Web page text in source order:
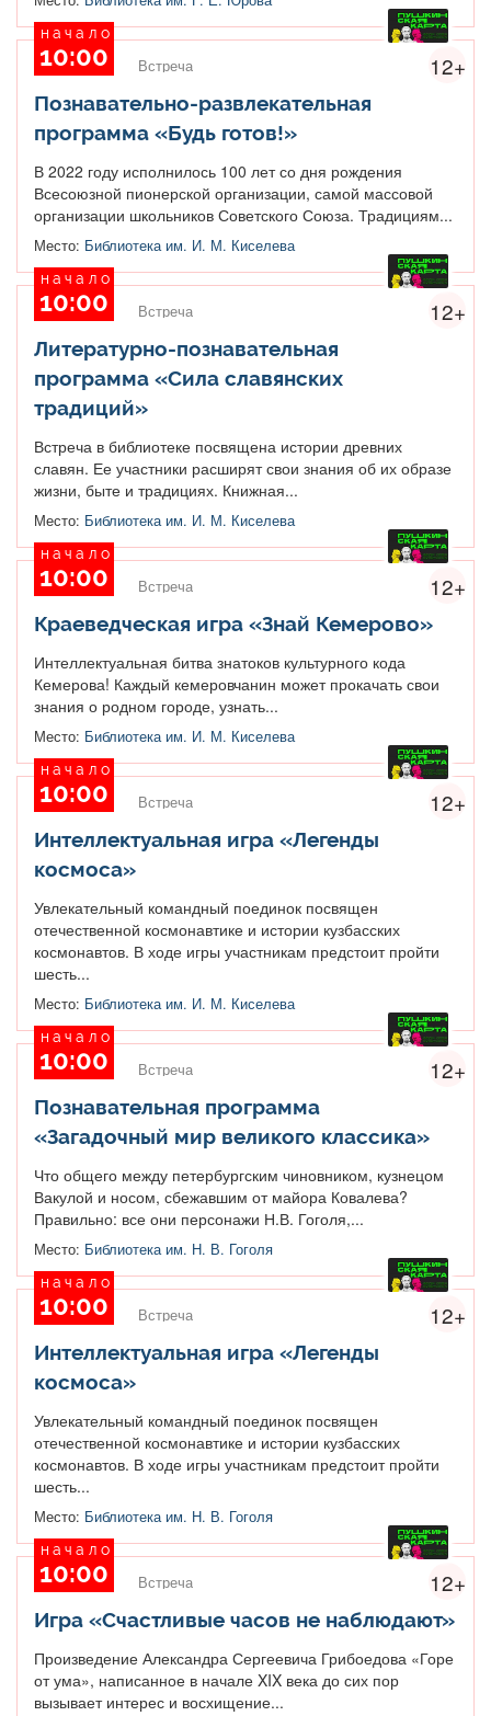
12+
начало
10:00 Встреча
Познавательно-развлекательная
программа «Будь готов!»
В 2022 году исполнилось 100 лет со дня рождения
Всесоюзной пионерской организации, самой массовой
организации школьников Советского Союза. Традициям...
Место: Библиотека им. И. М. Киселева
12+
начало
10:00 Встреча
Литературно-познавательная
программа «Сила славянских
традиций»
Встреча в библиотеке посвящена истории древних
славян. Ее участники расширят свои знания об их образе
жизни, быте и традициях. Книжная...
Место: Библиотека им. И. М. Киселева
12+
начало
10:00 Встреча
Краеведческая игра «Знай Кемерово»
Интеллектуальная битва знатоков культурного кода
Кемерова! Каждый кемеровчанин может прокачать свои
знания о родном городе, узнать...
Место: Библиотека им. И. М. Киселева
12+
начало
10:00 Встреча
Интеллектуальная игра «Легенды
космоса»
Увлекательный командный поединок посвящен
отечественной космонавтике и истории кузбасских
космонавтов. В ходе игры участникам предстоит пройти
шесть...
Место: Библиотека им. И. М. Киселева
12+
начало
10:00 Встреча
Познавательная программа
«Загадочный мир великого классика»
Что общего между петербургским чиновником, кузнецом
Вакулой и носом, сбежавшим от майора Ковалева?
Правильно: все они персонажи Н.В. Гоголя,...
Место: Библиотека им. Н. В. Гоголя
12+
начало
10:00 Встреча
Интеллектуальная игра «Легенды
космоса»
Увлекательный командный поединок посвящен
отечественной космонавтике и истории кузбасских
космонавтов. В ходе игры участникам предстоит пройти
шесть...
Место: Библиотека им. Н. В. Гоголя
12+
начало
10:00 Встреча
Игра «Счастливые часов не наблюдают»
Произведение Александра Сергеевича Грибоедова «Горе
от ума», написанное в начале XIX века до сих пор
вызывает интерес и восхищение...